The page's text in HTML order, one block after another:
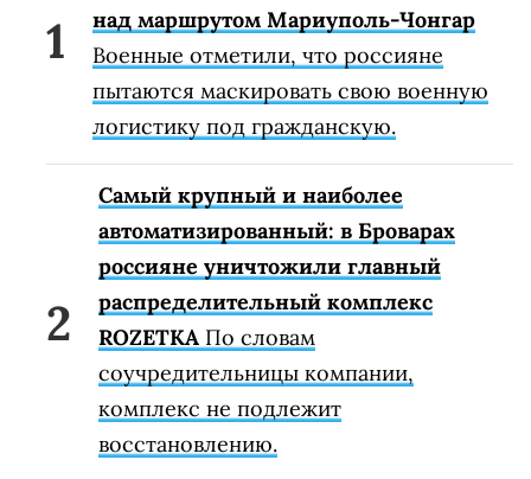
над маршрутом Мариуполь-Чонгар
Военные отметили, что россияне
пытаются маскировать свою военную
логистику под гражданскую.
Самый крупный и наиболее
автоматизированный: в Броварах
россияне уничтожили главный
распределительный комплекс
ROZETKA По словам
соучредительницы компании,
комплекс не подлежит
восстановлению.